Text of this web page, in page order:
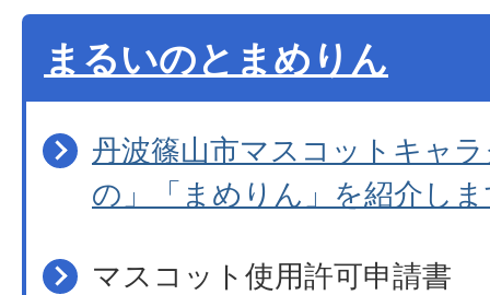
まるいのとまめりん
丹波篠山市マスコットキャ
の」「まめりん」を紹介し
マスコット使用許可申請書